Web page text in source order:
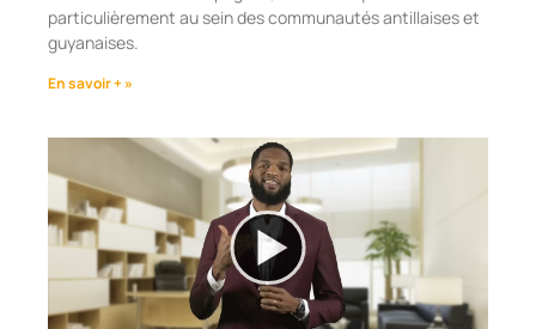
particulièrement au sein des communautés antillaises et
guyanaises.
En savoir + »